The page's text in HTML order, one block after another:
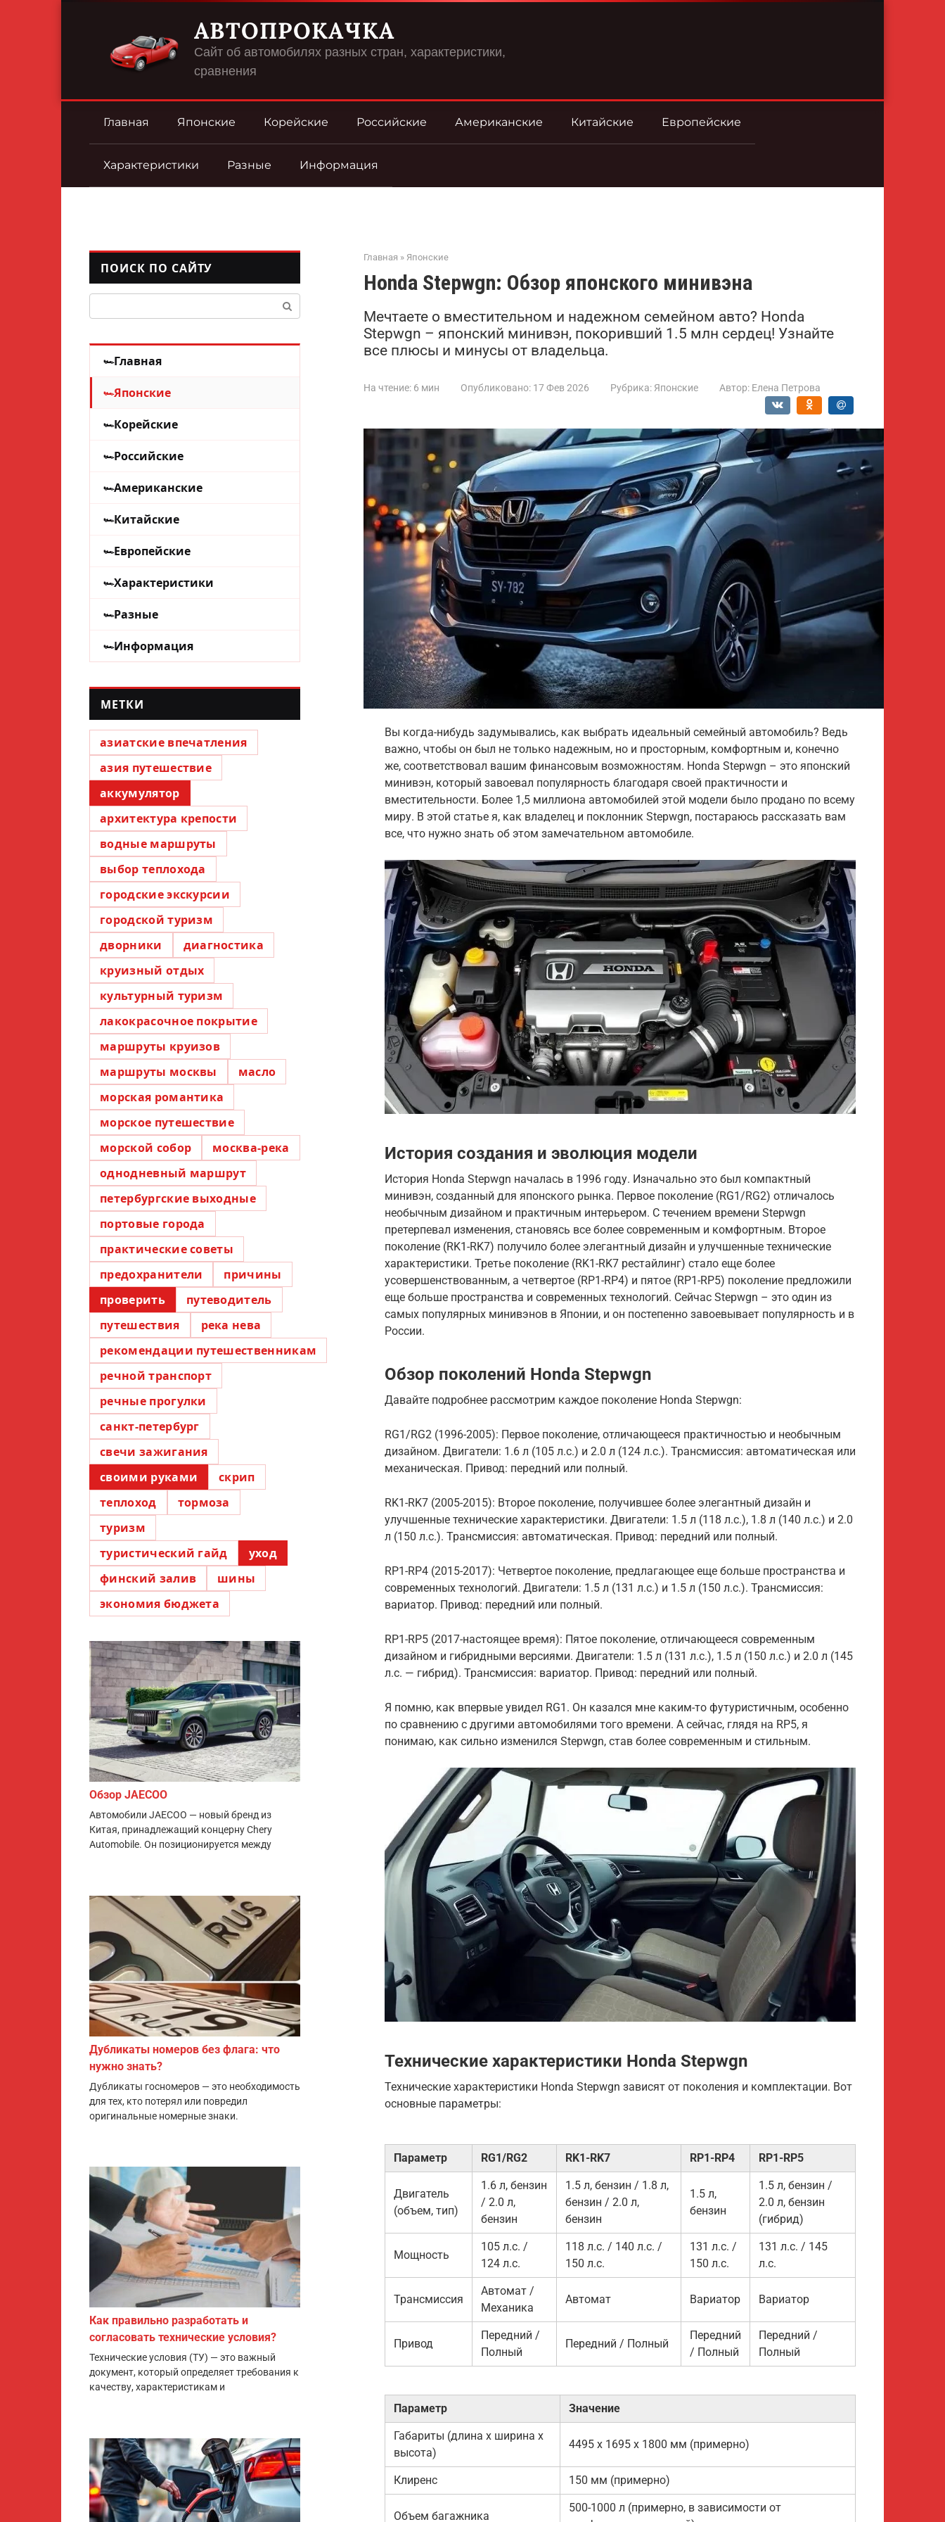
АВТОПРОКАЧКА
Сайт об автомобилях разных стран, характеристики,
сравнения
Главная Японские Корейские Российские Американские Китайские Европейские
Характеристики Разные Информация
Главная » Японские
Honda Stepwgn: Обзор японского минивэна
Мечтаете о вместительном и надежном семейном авто? Honda
Stepwgn – японский минивэн, покоривший 1.5 млн сердец! Узнайте
все плюсы и минусы от владельца.
На чтение: 6 мин Опубликовано: 17 Фев 2026 Рубрика: Японские Автор: Елена Петрова
Вы когда-нибудь задумывались, как выбрать идеальный семейный автомобиль? Ведь
важно, чтобы он был не только надежным, но и просторным, комфортным и, конечно
же, соответствовал вашим финансовым возможностям. Honda Stepwgn – это японский
минивэн, который завоевал популярность благодаря своей практичности и
вместительности. Более 1,5 миллиона автомобилей этой модели было продано по всему
миру. В этой статье я, как владелец и поклонник Stepwgn, постараюсь рассказать вам
все, что нужно знать об этом замечательном автомобиле.
История создания и эволюция модели
История Honda Stepwgn началась в 1996 году. Изначально это был компактный
минивэн, созданный для японского рынка. Первое поколение (RG1/RG2) отличалось
необычным дизайном и практичным интерьером. С течением времени Stepwgn
претерпевал изменения, становясь все более современным и комфортным. Второе
поколение (RK1-RK7) получило более элегантный дизайн и улучшенные технические
характеристики. Третье поколение (RK1-RK7 рестайлинг) стало еще более
усовершенствованным, а четвертое (RP1-RP4) и пятое (RP1-RP5) поколение предложили
еще больше пространства и современных технологий. Сейчас Stepwgn – это один из
самых популярных минивэнов в Японии, и он постепенно завоевывает популярность и в
России.
Обзор поколений Honda Stepwgn
Давайте подробнее рассмотрим каждое поколение Honda Stepwgn:
RG1/RG2 (1996-2005): Первое поколение, отличающееся практичностью и необычным
дизайном. Двигатели: 1.6 л (105 л.с.) и 2.0 л (124 л.с.). Трансмиссия: автоматическая или
механическая. Привод: передний или полный.
RK1-RK7 (2005-2015): Второе поколение, получившее более элегантный дизайн и
улучшенные технические характеристики. Двигатели: 1.5 л (118 л.с.), 1.8 л (140 л.с.) и 2.0
л (150 л.с.). Трансмиссия: автоматическая. Привод: передний или полный.
RP1-RP4 (2015-2017): Четвертое поколение, предлагающее еще больше пространства и
современных технологий. Двигатели: 1.5 л (131 л.с.) и 1.5 л (150 л.с.). Трансмиссия:
вариатор. Привод: передний или полный.
RP1-RP5 (2017-настоящее время): Пятое поколение, отличающееся современным
дизайном и гибридными версиями. Двигатели: 1.5 л (131 л.с.), 1.5 л (150 л.с.) и 2.0 л (145
л.с. — гибрид). Трансмиссия: вариатор. Привод: передний или полный.
Я помню, как впервые увидел RG1. Он казался мне каким-то футуристичным, особенно
по сравнению с другими автомобилями того времени. А сейчас, глядя на RP5, я
понимаю, как сильно изменился Stepwgn, став более современным и стильным.
Технические характеристики Honda Stepwgn
Технические характеристики Honda Stepwgn зависят от поколения и комплектации. Вот
основные параметры:
Параметр RG1/RG2 RK1-RK7 RP1-RP4 RP1-RP5
Двигатель
(объем, тип)
1.6 л, бензин
/ 2.0 л,
бензин
1.5 л, бензин / 1.8 л,
бензин / 2.0 л,
бензин
1.5 л,
бензин
1.5 л, бензин /
2.0 л, бензин
(гибрид)
Мощность
105 л.с. /
124 л.с.
118 л.с. / 140 л.с. /
150 л.с.
131 л.с. /
150 л.с.
131 л.с. / 145
л.с.
Трансмиссия
Автомат /
Механика
Автомат Вариатор Вариатор
Привод
Передний /
Полный
Передний / Полный
Передний
/ Полный
Передний /
Полный
Параметр Значение
Габариты (длина x ширина x
высота)
4495 x 1695 x 1800 мм (примерно)
Клиренс 150 мм (примерно)
Объем багажника
500-1000 л (примерно, в зависимости от
ПОИСК ПО САЙТУ
Главная
Японские
Корейские
Российские
Американские
Китайские
Европейские
Характеристики
Разные
Информация
МЕТКИ
азиатские впечатления
азия путешествие
аккумулятор
архитектура крепости
водные маршруты
выбор теплохода
городские экскурсии
городской туризм
дворники
диагностика
круизный отдых
культурный туризм
лакокрасочное покрытие
маршруты круизов
маршруты москвы
масло
морская романтика
морское путешествие
морской собор
москва-река
однодневный маршрут
петербургские выходные
портовые города
практические советы
предохранители
причины
проверить
путеводитель
путешествия
река нева
рекомендации путешественникам
речной транспорт
речные прогулки
санкт-петербург
свечи зажигания
своими руками
скрип
теплоход
тормоза
туризм
туристический гайд
уход
финский залив
шины
экономия бюджета
Обзор JAECOO
Автомобили JAECOO — новый бренд из
Китая, принадлежащий концерну Chery
Automobile. Он позиционируется между
Дубликаты номеров без флага: что
нужно знать?
Дубликаты госномеров — это необходимость
для тех, кто потерял или повредил
оригинальные номерные знаки.
Как правильно разработать и
согласовать технические условия?
Технические условия (ТУ) — это важный
документ, который определяет требования к
качеству, характеристикам и